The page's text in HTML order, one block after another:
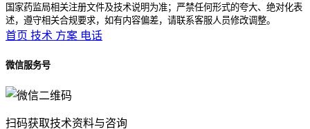
国家药监局相关注册文件及技术说明为准；严禁任何形式的夸大、绝对化表
述，遵守相关合规要求，如有内容偏差，请联系客服人员修改调整。
首页 技术 方案 电话
微信服务号
扫码获取技术资料与咨询